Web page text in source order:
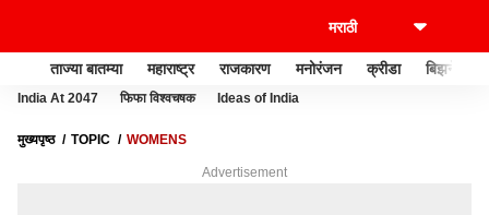
ताज्या बातम्या महाराष्ट्र राजकारण मनोरंजन क्रीडा बिझनेस
India At 2047 फिफा विश्वचषक Ideas of India
मुख्यपृष्ठ TOPIC WOMENS
Advertisement